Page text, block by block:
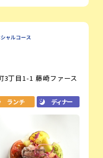
Matsunagaの驚きの一
の世界をぜひ、
でたった一度きりにな
を大事にしましょう。」
たにも喜んでいただけ
スでの経験を存分に生
れる料理で、皆様の大
ます。
3丁目1-1 藤崎ファース
ランチ ディナー
ャルコース